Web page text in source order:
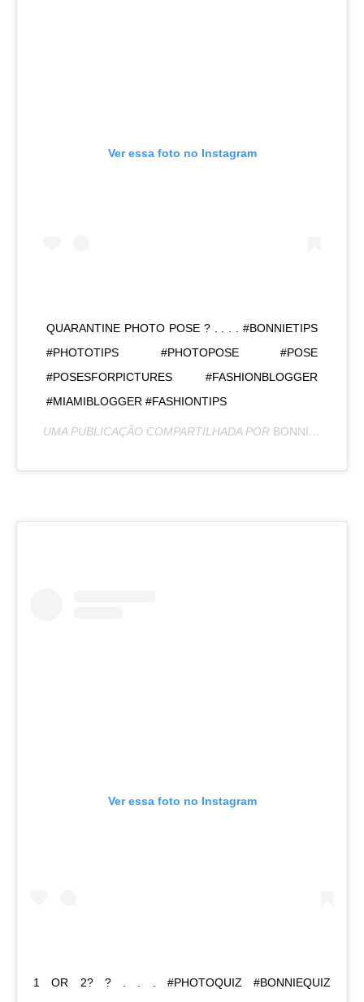
Ver essa foto no Instagram
QUARANTINE PHOTO POSE ? . . . . #BONNIETIPS
#PHOTOTIPS #PHOTOPOSE #POSE
#POSESFORPICTURES #FASHIONBLOGGER
#MIAMIBLOGGER #FASHIONTIPS
UMA PUBLICAÇÃO COMPARTILHADA POR BONNIE RODRÍGUEZ KRZYWICKI
Ver essa foto no Instagram
1 OR 2? ? . . . #PHOTOQUIZ #BONNIEQUIZ